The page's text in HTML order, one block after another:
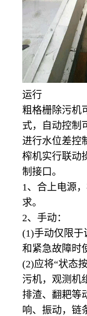
运行
粗格栅除污机
式，自动控制
进行水位差控
榨机实行联动
制接口。
1、合上电源
求。
2、手动：
(1)手动仅限于
和紧急故障时
(2)应将“状态
污机，观测机
排渣、翻耙等
响、振动，链